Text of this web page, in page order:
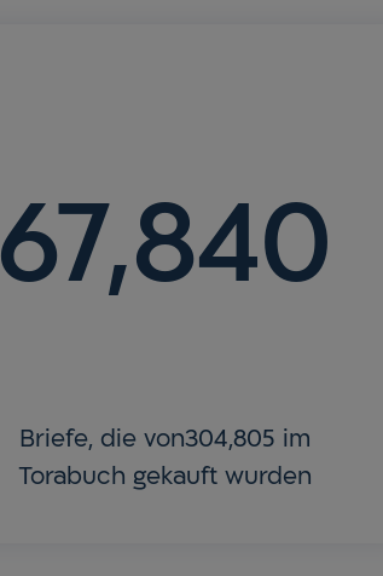
67,840
Briefe, die von304,805 im
Torabuch gekauft wurden